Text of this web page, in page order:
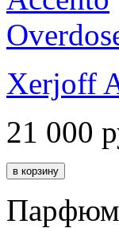
Xerjoff
21 000